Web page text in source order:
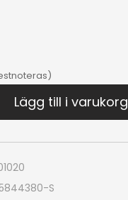
Lägg till i varukorg
S